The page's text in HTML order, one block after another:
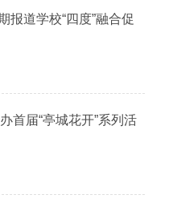
报道学校“四度”融合促
首届“亭城花开”系列活